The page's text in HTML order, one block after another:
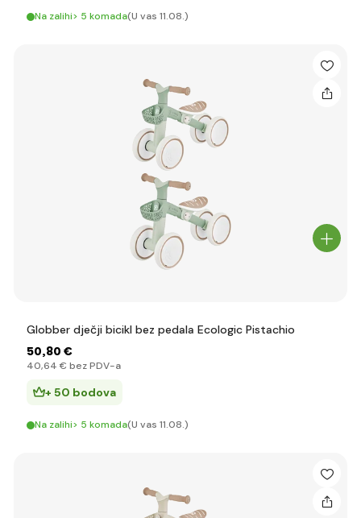
Na zalihi> 5 komada(U vas 11.08.)
Globber dječji bicikl bez pedala Ecologic Pistachio
50,80 €
40,64 € bez PDV-a
+ 50 bodova
Na zalihi> 5 komada(U vas 11.08.)